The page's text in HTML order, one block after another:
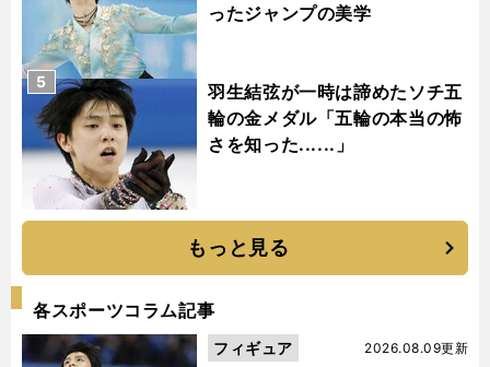
ったジャンプの美学
羽生結弦が一時は諦めたソチ五
輪の金メダル「五輪の本当の怖
さを知った......」
5
もっと見る
各スポーツコラム記事
2026.08.09更新
フィギュア